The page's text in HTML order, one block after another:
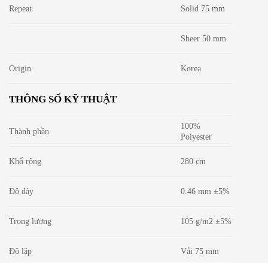
Repeat Solid 75 mm
Sheer 50 mm
Origin Korea
THÔNG SỐ KỸ THUẬT
Thành phần
100%
Polyester
Khổ rộng 280 cm
Độ dày 0.46 mm ±5%
Trọng lượng 105 g/m2 ±5%
Độ lặp Vải 75 mm